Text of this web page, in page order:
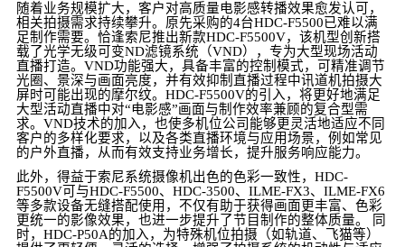
随着业务规模扩大，客户对高质量电影感转播效果愈发认可，
相关拍摄需求持续攀升。原先采购的4台HDC-F5500已难以满
足制作需要。恰逢索尼推出新款HDC-F5500V，该机型创新搭
载了光学无级可变ND滤镜系统（VND），专为大型现场活动
直播打造。VND功能强大，具备丰富的控制模式，可精准调节
光圈、景深与画面亮度，并有效抑制直播过程中讯道机拍摄大
屏时可能出现的摩尔纹。HDC-F5500V的引入，将更好地满足
大型活动直播中对“电影感”画面与制作效率兼顾的复合型需
求。VND技术的加入，也使多机位公司能够更灵活地适应不同
客户的多样化要求，以及各类直播环境与应用场景，例如常见
的户外直播，从而有效支持业务增长，提升服务响应能力。
此外，得益于索尼系统摄像机出色的色彩一致性，HDC-
F5500V可与HDC-F5500、HDC-3500、ILME-FX3、ILME-FX6
等多款设备无缝搭配使用，不仅有助于获得画面更丰富、色彩
更统一的影像效果，也进一步提升了节目制作的整体质量。 同
时，HDC-P50A的加入，为特殊机位拍摄（如轨道、飞猫等）